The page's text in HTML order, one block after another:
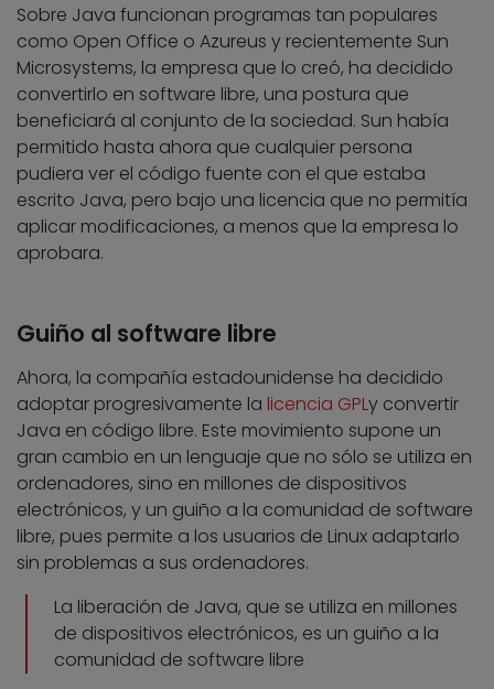
Sobre Java funcionan programas tan populares
como Open Office o Azureus y recientemente Sun
Microsystems, la empresa que lo creó, ha decidido
convertirlo en software libre, una postura que
beneficiará al conjunto de la sociedad. Sun había
permitido hasta ahora que cualquier persona
pudiera ver el código fuente con el que estaba
escrito Java, pero bajo una licencia que no permitía
aplicar modificaciones, a menos que la empresa lo
aprobara.
Guiño al software libre
Ahora, la compañía estadounidense ha decidido
adoptar progresivamente la licencia GPLy convertir
Java en código libre. Este movimiento supone un
gran cambio en un lenguaje que no sólo se utiliza en
ordenadores, sino en millones de dispositivos
electrónicos, y un guiño a la comunidad de software
libre, pues permite a los usuarios de Linux adaptarlo
sin problemas a sus ordenadores.
La liberación de Java, que se utiliza en millones
de dispositivos electrónicos, es un guiño a la
comunidad de software libre